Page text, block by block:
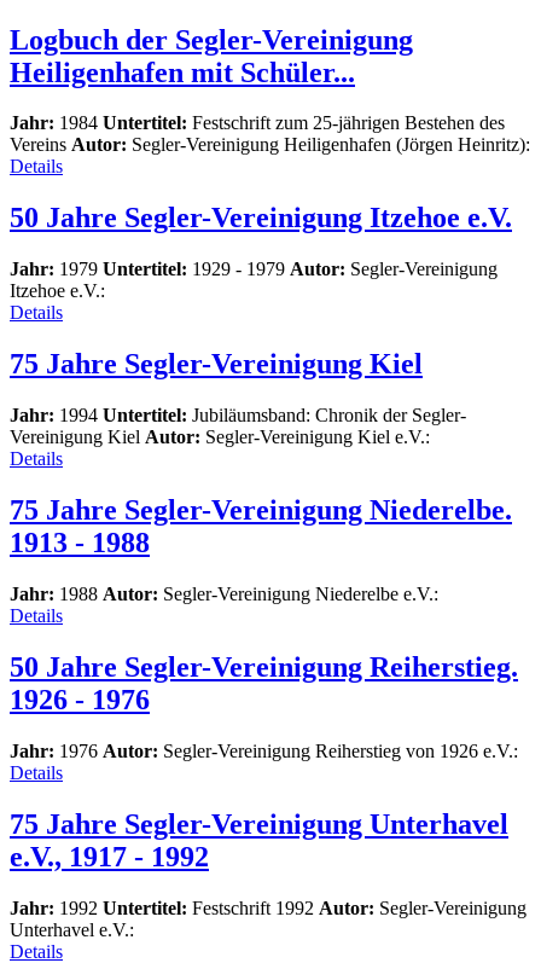
Logbuch der Segler-Vereinigung
Heiligenhafen mit Schüler...
Jahr: 1984 Untertitel: Festschrift zum 25-jährigen Bestehen des
Vereins Autor: Segler-Vereinigung Heiligenhafen (Jörgen Heinritz):
Details
50 Jahre Segler-Vereinigung Itzehoe e.V.
Jahr: 1979 Untertitel: 1929 - 1979 Autor: Segler-Vereinigung
Itzehoe e.V.:
Details
75 Jahre Segler-Vereinigung Kiel
Jahr: 1994 Untertitel: Jubiläumsband: Chronik der Segler-
Vereinigung Kiel Autor: Segler-Vereinigung Kiel e.V.:
Details
75 Jahre Segler-Vereinigung Niederelbe.
1913 - 1988
Jahr: 1988 Autor: Segler-Vereinigung Niederelbe e.V.:
Details
50 Jahre Segler-Vereinigung Reiherstieg.
1926 - 1976
Jahr: 1976 Autor: Segler-Vereinigung Reiherstieg von 1926 e.V.:
Details
75 Jahre Segler-Vereinigung Unterhavel
e.V., 1917 - 1992
Jahr: 1992 Untertitel: Festschrift 1992 Autor: Segler-Vereinigung
Unterhavel e.V.:
Details